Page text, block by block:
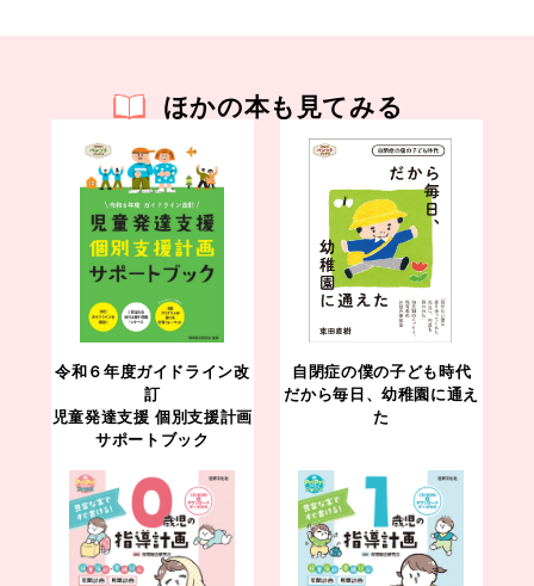
ほかの本も見てみる
令和６年度ガイドライン改
訂
児童発達支援 個別支援計画
サポートブック
自閉症の僕の子ども時代
だから毎日、幼稚園に通え
た